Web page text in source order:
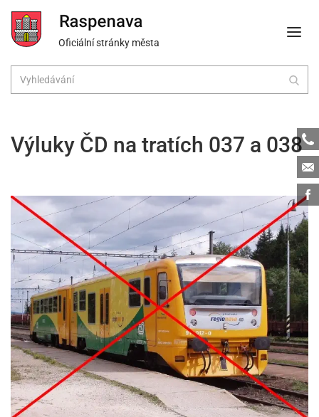
Oficiální stránky města
Výluky ČD na tratích 037 a 038